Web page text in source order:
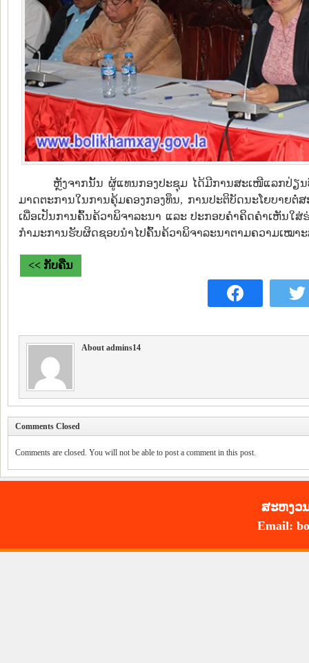
ຫຼັງຈາກນັ້ນ ຜູ້ແທນກອງປະຊຸມ ໄດ້ມີການສະເໜີແລກປ່ຽ
ມາດຕະການໃນການຄຸ້ມຄອງກອງທຶນ, ການປະຕິບັດນະໂຍບາຍ
ເພື່ອເປັນການຄົ້ນຄ້ວາພິຈາລະນາ ແລະ ປະກອບຄຳຄິດຄຳເຫັນໃ
ກຳມະການຮັບຜິດຊອບນຳໄປຄົ້ນຄ້ວາພິຈາລະນາຕາມຄວາມເໝາ
<< ກັບຄືນ
About admins14
Comments Closed
Comments are closed. You will not be able to post a comment in this post.
ສະ​ຫງວ
Email: